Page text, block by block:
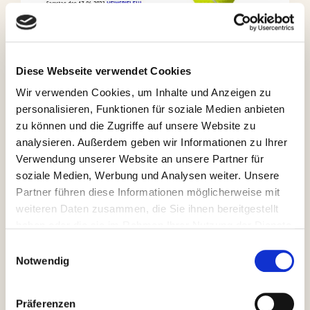
Diese Webseite verwendet Cookies
Wir verwenden Cookies, um Inhalte und Anzeigen zu
personalisieren, Funktionen für soziale Medien anbieten
zu können und die Zugriffe auf unsere Website zu
analysieren. Außerdem geben wir Informationen zu Ihrer
Verwendung unserer Website an unsere Partner für
soziale Medien, Werbung und Analysen weiter. Unsere
Partner führen diese Informationen möglicherweise mit
weiteren Daten zusammen, die Sie ihnen bereitgestellt
Notwendig
Präferenzen
Ausblick 4. Punktspiel-